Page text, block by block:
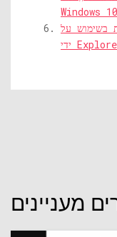
Windows 10
בשימוש על
מעניינים